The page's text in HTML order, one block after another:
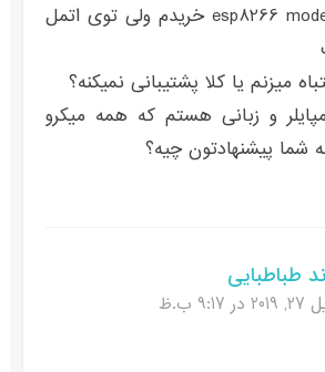
پارسال یک esp8266 modemcu خریدم ولی توی اتمل
میزنم یا کلا پشتیبانی نمیکنه؟
و زبانی هستم که همه میکرو
شما پیشنهادتون چیه؟
طباطبایی
ب.ظ